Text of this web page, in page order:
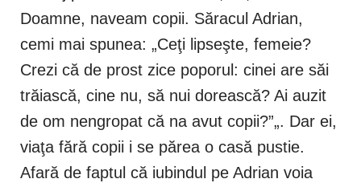
Doamne, naveam copii. Săracul Adrian,
cemi mai spunea: „Ceţi lipseşte, femeie?
Crezi că de prost zice poporul: cinei are săi
trăiască, cine nu, să nui dorească? Ai auzit
de om nengropat că na avut copii?”„. Dar ei,
viaţa fără copii i se părea o casă pustie.
Afară de faptul că iubindul pe Adrian voia